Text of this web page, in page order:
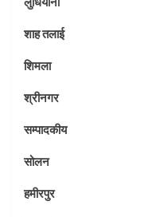
शाह तलाई
शिमला
श्रीनगर
सम्पादकीय
सोलन
हमीरपुर